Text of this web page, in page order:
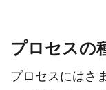
プロセスの
プロセスにはさ